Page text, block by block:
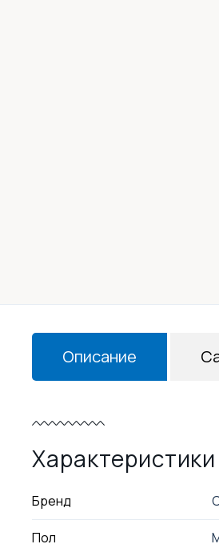
Описание
Характеристики
Бренд
Пол